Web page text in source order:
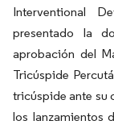
Interventional
presentado la
aprobación del
Tricúspide
tricúspide ante su
los lanzamientos